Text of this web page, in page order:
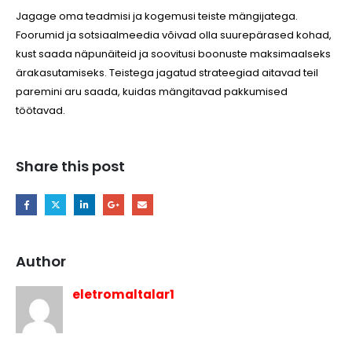
Jagage oma teadmisi ja kogemusi teiste mängijatega.
Foorumid ja sotsiaalmeedia võivad olla suurepärased kohad,
kust saada näpunäiteid ja soovitusi boonuste maksimaalseks
ärakasutamiseks. Teistega jagatud strateegiad aitavad teil
paremini aru saada, kuidas mängitavad pakkumised
töötavad.
Share this post
Author
eletromaltalar1